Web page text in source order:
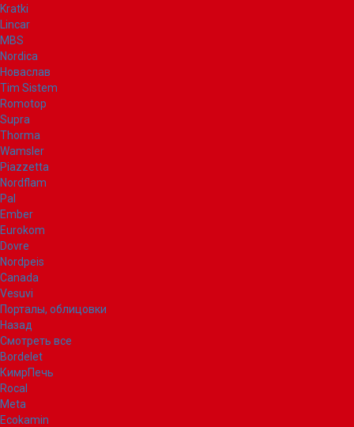
Kratki
Lincar
MBS
Nordica
Новаслав
Tim Sistem
Romotop
Supra
Thorma
Wamsler
Piazzetta
Nordflam
Pal
Ember
Eurokom
Dovre
Nordpeis
Canada
Vesuvi
Порталы, облицовки
Назад
Смотреть все
Bordelet
КимрПечь
Rocal
Meta
Ecokamin